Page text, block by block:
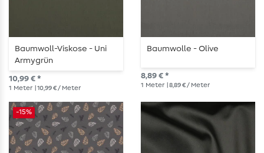
Baumwoll-Viskose - Uni
Armygrün
10,99 € *
1 Meter | 10,99 € / Meter
Baumwolle - Olive
8,89 € *
1 Meter | 8,89 € / Meter
-15%